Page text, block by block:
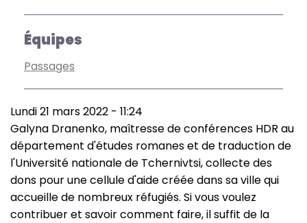
Équipes
Passages
Lundi 21 mars 2022 - 11:24
Galyna Dranenko, maîtresse de conférences HDR au
département d'études romanes et de traduction de
l'Université nationale de Tchernivtsi, collecte des
dons pour une cellule d'aide créée dans sa ville qui
accueille de nombreux réfugiés. Si vous voulez
contribuer et savoir comment faire, il suffit de la